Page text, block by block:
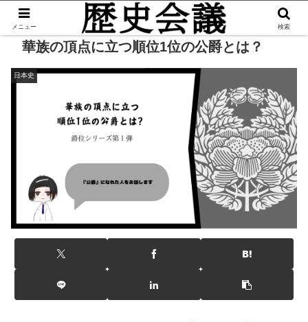
華族の頂点に立つ順位1位の公爵とは？
日本史
メニュー 検索